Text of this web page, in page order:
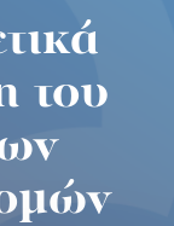
του